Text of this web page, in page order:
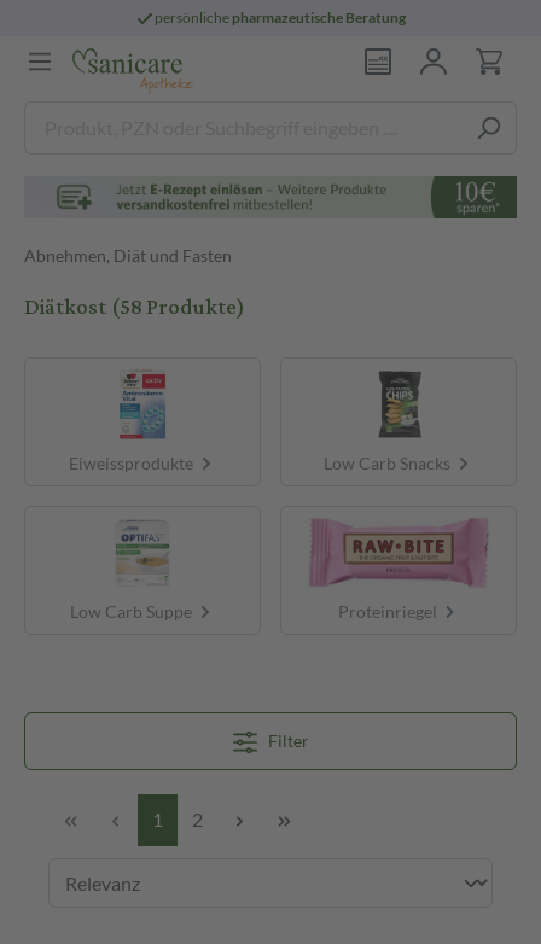
persönliche pharmazeutische Beratung
Abnehmen, Diät und Fasten
Diätkost(58 Produkte)
Eiweissprodukte Low Carb Snacks
Low Carb Suppe Proteinriegel
Filter
1 2